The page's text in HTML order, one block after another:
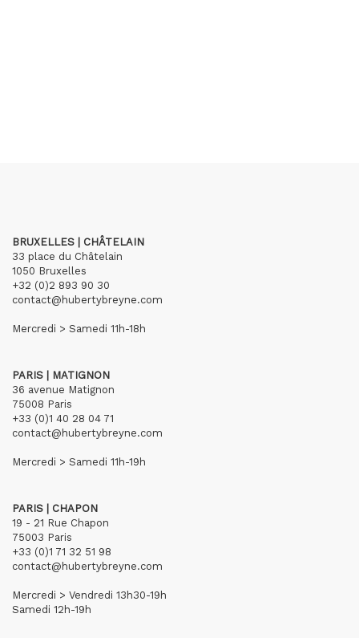
BRUXELLES | CHÂTELAIN
33 place du Châtelain
1050 Bruxelles
+32 (0)2 893 90 30
contact@hubertybreyne.com
Mercredi > Samedi 11h-18h
PARIS | MATIGNON
36 avenue Matignon
75008 Paris
+33 (0)1 40 28 04 71
contact@hubertybreyne.com
Mercredi > Samedi 11h-19h
PARIS | CHAPON
19 - 21 Rue Chapon
75003 Paris
+33 (0)1 71 32 51 98
contact@hubertybreyne.com
Mercredi > Vendredi 13h30-19h
Samedi 12h-19h